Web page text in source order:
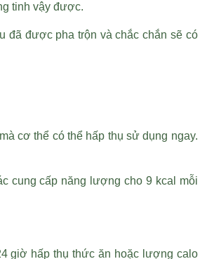
tinh vậy được.
đã được pha trộn và chắc chắn sẽ có
cơ thể có thể hấp thụ sử dụng ngay.
cung cấp năng lượng cho 9 kcal mỗi
giờ hấp thụ thức ăn hoặc lượng calo